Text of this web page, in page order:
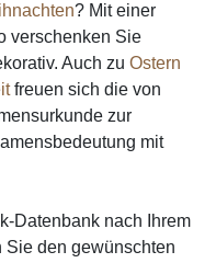
? Mit einer
verschenken Sie
Auch zu Ostern
freuen sich die von
zur
mit
Datenbank nach Ihrem
Sie den gewünschten